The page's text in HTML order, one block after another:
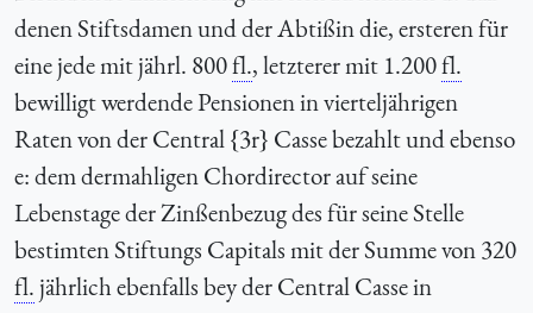
denen Stiftsdamen und der Abtißin die, ersteren für
eine jede mit jährl. 800fl., letzterer mit 1.200fl.
bewilligt werdende Pensionen in vierteljährigen
Raten von der Central {3r} Casse bezahlt und ebenso
e: dem dermahligen Chordirector auf seine
Lebenstage der Zinßenbezug des für seine Stelle
bestimten Stiftungs Capitals mit der Summe von 320
fl. jährlich ebenfalls bey der Central Casse in